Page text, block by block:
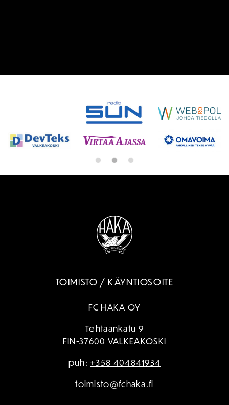
TOIMISTO / KÄYNTIOSOITE
FC HAKA OY
Tehtaankatu 9
FIN-37600 VALKEAKOSKI
puh:+358 404841934
toimisto@fchaka.fi